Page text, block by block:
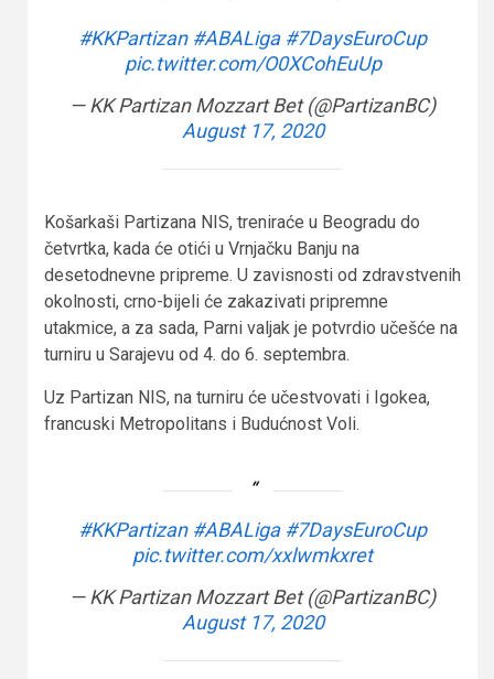
#KKPartizan #ABALiga #7DaysEuroCup
pic.twitter.com/O0XCohEuUp
— KK Partizan Mozzart Bet (@PartizanBC)
August 17, 2020
Košarkaši Partizana NIS, treniraće u Beogradu do
četvrtka, kada će otići u Vrnjačku Banju na
desetodnevne pripreme. U zavisnosti od zdravstvenih
okolnosti, crno-bijeli će zakazivati pripremne
utakmice, a za sada, Parni valjak je potvrdio učešće na
turniru u Sarajevu od 4. do 6. septembra.
Uz Partizan NIS, na turniru će učestvovati i Igokea,
francuski Metropolitans i Budućnost Voli.
#KKPartizan #ABALiga #7DaysEuroCup
pic.twitter.com/xxlwmkxret
— KK Partizan Mozzart Bet (@PartizanBC)
August 17, 2020